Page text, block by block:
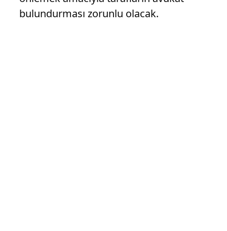
bulundurması zorunlu olacak.